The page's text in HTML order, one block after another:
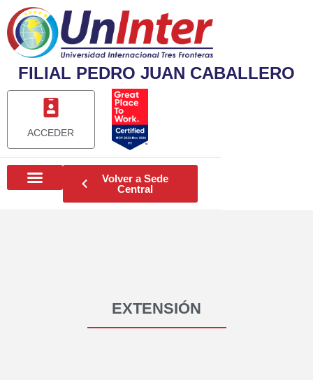
FILIAL PEDRO JUAN CABALLERO
ACCEDER
Volver a Sede
Central
EXTENSIÓN